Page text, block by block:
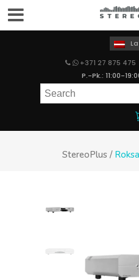
+371 27 875 475
P.-Pk.: 11:00-
StereoPlus /